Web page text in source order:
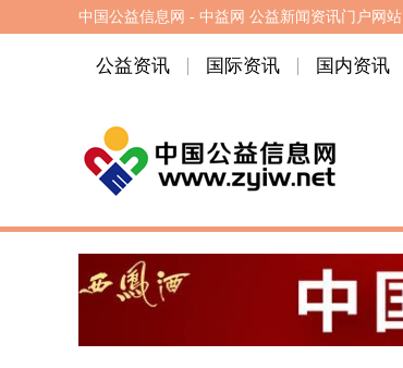
中国公益信息网 - 中益网 公益新闻资讯门户网站
公益资讯 国际资讯 国内资讯